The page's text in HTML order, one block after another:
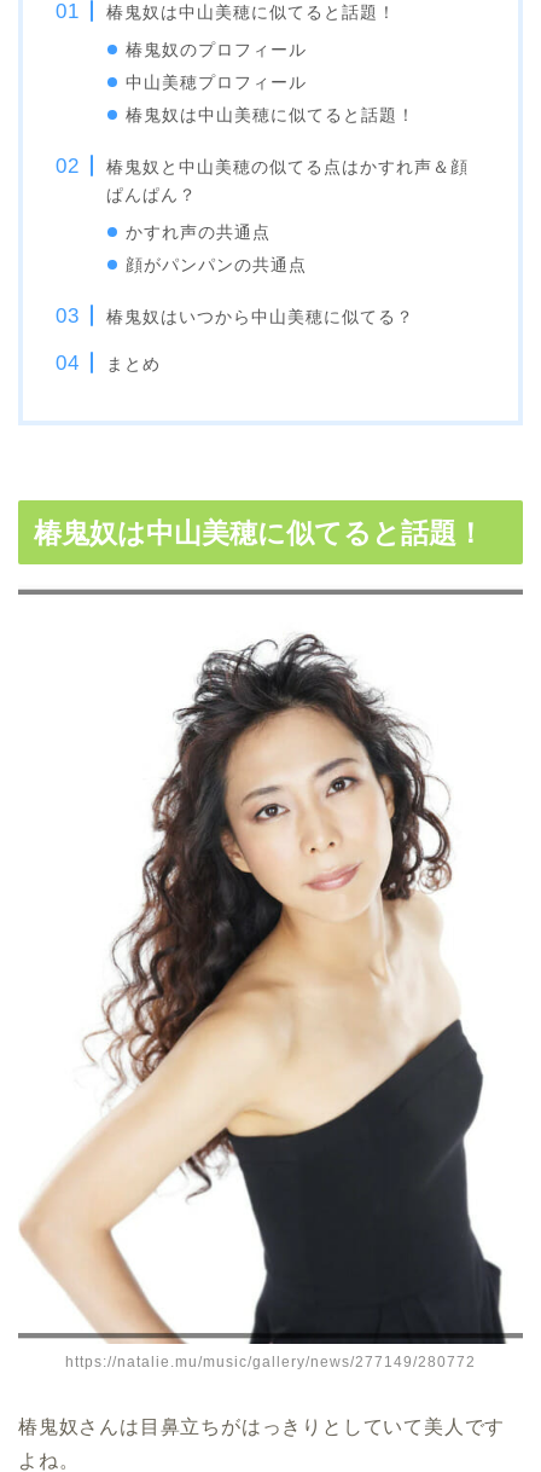
椿鬼奴は中山美穂に似てると話題！
椿鬼奴のプロフィール
中山美穂プロフィール
椿鬼奴は中山美穂に似てると話題！
椿鬼奴と中山美穂の似てる点はかすれ声＆顔
ぱんぱん？
かすれ声の共通点
顔がパンパンの共通点
椿鬼奴はいつから中山美穂に似てる？
まとめ
椿鬼奴は中山美穂に似てると話題！
https://natalie.mu/music/gallery/news/277149/280772
椿鬼奴さんは目鼻立ちがはっきりとしていて美人です
よね。